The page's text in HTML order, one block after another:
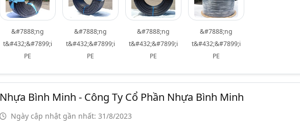
&#7888;ng
t&#432;&#7899;i
PE
&#7888;ng
t&#432;&#7899;i
PE
&#7888;ng
t&#432;&#7899;i
PE
&#7888;ng
t&#432;&#7899;i
PE
Nhựa Bình Minh - Công Ty Cổ Phần Nhựa Bình Minh
Ngày cập nhật gần nhất: 31/8/2023